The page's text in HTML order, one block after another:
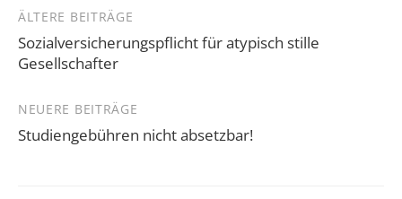
Beitragsnavigation
ÄLTERE BEITRÄGE
Sozialversicherungspflicht für atypisch stille
Gesellschafter
NEUERE BEITRÄGE
Studiengebühren nicht absetzbar!